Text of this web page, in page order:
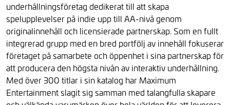
underhållningsföretag dedikerat till att skapa
spelupplevelser på indie upp till AA-nivå genom
originalinnehåll och licensierade partnerskap. Som en fullt
integrerad grupp med en bred portfölj av innehåll fokuserar
företaget på samarbete och öppenhet i sina partnerskap för
att producera den högsta nivån av interaktiv underhållning.
Med över 300 titlar i sin katalog har Maximum
Entertainment slagit sig samman med talangfulla skapare